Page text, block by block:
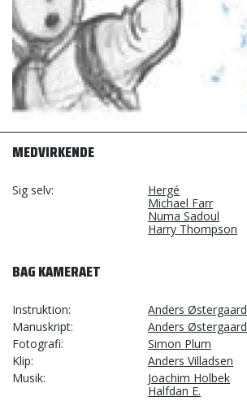
MEDVIRKENDE
Sig selv
Hergé
Michael Farr
Numa Sadoul
Harry Thompson
BAG KAMERAET
Instruktion
Anders Østergaard
Manuskript
Anders Østergaard
Fotografi
Simon Plum
Klip
Anders Villadsen
Musik
Joachim Holbek
Halfdan E.